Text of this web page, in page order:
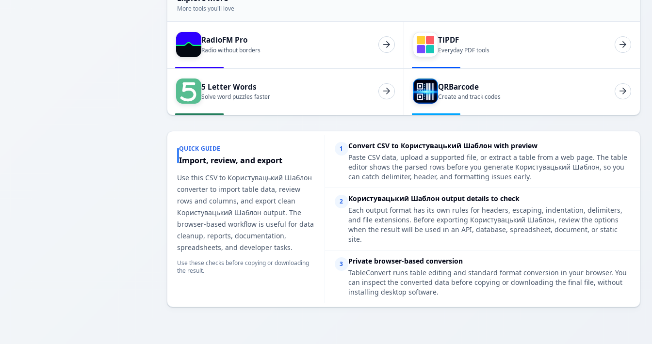
More tools you'll love
RadioFM Pro
Radio without borders
TiPDF
Everyday PDF tools
5 Letter Words
Solve word puzzles faster
QRBarcode
Create and track codes
QUICK GUIDE
Import, review, and export
Use this CSV to Користувацький Шаблон
converter to import table data, review
rows and columns, and export clean
Користувацький Шаблон output. The
browser-based workflow is useful for data
cleanup, reports, documentation,
spreadsheets, and developer tasks.
Use these checks before copying or downloading
the result.
1
Convert CSV to Користувацький Шаблон with preview
Paste CSV data, upload a supported file, or extract a table from a web page. The table
editor shows the parsed rows before you generate Користувацький Шаблон, so you
can catch delimiter, header, and formatting issues early.
2
Користувацький Шаблон output details to check
Each output format has its own rules for headers, escaping, indentation, delimiters,
and file extensions. Before exporting Користувацький Шаблон, review the options
when the result will be used in an API, database, spreadsheet, document, or static
site.
3
Private browser-based conversion
TableConvert runs table editing and standard format conversion in your browser. You
can inspect the converted data before copying or downloading the final file, without
installing desktop software.